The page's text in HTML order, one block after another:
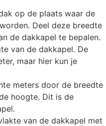
op de plaats waar de
Deel deze breedte
de dakkapel te bepalen.
van de dakkapel. De
maar hier kun je
meters door de breedte
hoogte. Dit is de
van de dakkapel met